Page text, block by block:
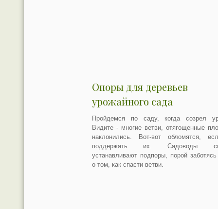
Опоры для деревьев
урожайного сада
Пройдемся по саду, когда созрел
Видите - многие ветви, отягощенные
наклонились. Вот-вот обломятся,
поддержать их. Садоводы
устанавливают подпоры, порой
о том, как спасти ветви.